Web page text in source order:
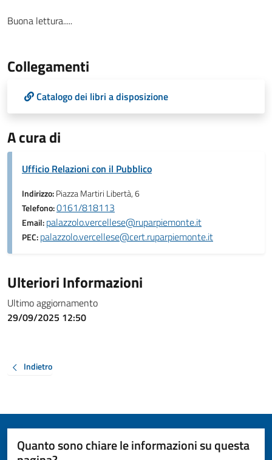
Buona lettura.....
Collegamenti
Catalogo dei libri a disposizione
A cura di
Ufficio Relazioni con il Pubblico
Indirizzo:Piazza Martiri Libertà, 6
Telefono:0161/818113
Email:palazzolo.vercellese@ruparpiemonte.it
PEC:palazzolo.vercellese@cert.ruparpiemonte.it
Ulteriori Informazioni
Ultimo aggiornamento
29/09/2025 12:50
Indietro
Quanto sono chiare le informazioni su questa